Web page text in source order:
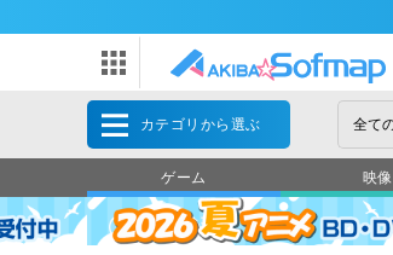
カテゴリから選ぶ
ゲーム 映像